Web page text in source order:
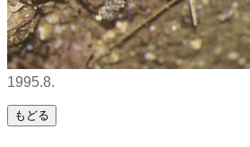
1995.8.